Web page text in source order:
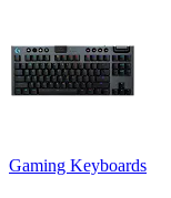
Gaming Keyboards